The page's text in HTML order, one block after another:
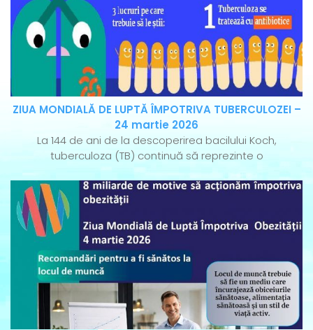
ZIUA MONDIALĂ DE LUPTĂ ÎMPOTRIVA TUBERCULOZEI –
24 martie 2026
La 144 de ani de la descoperirea bacilului Koch,
tuberculoza (TB) continuă să reprezinte o